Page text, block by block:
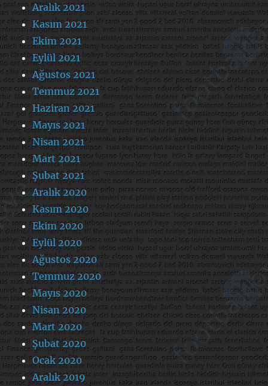
Aralık 2021
Kasım 2021
Ekim 2021
Eylül 2021
Ağustos 2021
Temmuz 2021
Haziran 2021
Mayıs 2021
Nisan 2021
Mart 2021
Şubat 2021
Aralık 2020
Kasım 2020
Ekim 2020
Eylül 2020
Ağustos 2020
Temmuz 2020
Mayıs 2020
Nisan 2020
Mart 2020
Şubat 2020
Ocak 2020
Aralık 2019